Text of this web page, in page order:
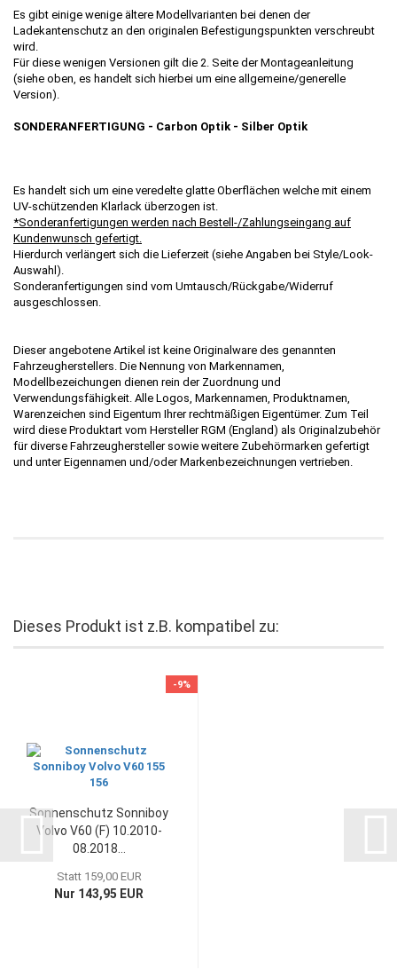
Es gibt einige wenige ältere Modellvarianten bei denen der
Ladekantenschutz an den originalen Befestigungspunkten verschreubt
wird.
Für diese wenigen Versionen gilt die 2. Seite der Montageanleitung
(siehe oben, es handelt sich hierbei um eine allgemeine/generelle
Version).
SONDERANFERTIGUNG - Carbon Optik - Silber Optik
Es handelt sich um eine veredelte glatte Oberflächen welche mit einem
UV-schützenden Klarlack überzogen ist.
*Sonderanfertigungen werden nach Bestell-/Zahlungseingang auf
Kundenwunsch gefertigt.
Hierdurch verlängert sich die Lieferzeit (siehe Angaben bei Style/Look-
Auswahl).
Sonderanfertigungen sind vom Umtausch/Rückgabe/Widerruf
ausgeschlossen.
Dieser angebotene Artikel ist keine Originalware des genannten
Fahrzeugherstellers. Die Nennung von Markennamen,
Modellbezeichungen dienen rein der Zuordnung und
Verwendungsfähigkeit. Alle Logos, Markennamen, Produktnamen,
Warenzeichen sind Eigentum Ihrer rechtmäßigen Eigentümer. Zum Teil
wird diese Produktart vom Hersteller RGM (England) als Originalzubehör
für diverse Fahrzeughersteller sowie weitere Zubehörmarken gefertigt
und unter Eigennamen und/oder Markenbezeichnungen vertrieben.
Dieses Produkt ist z.B. kompatibel zu:
-9%
Sonnenschutz Sonniboy
Volvo V60 (F) 10.2010-
08.2018...
Statt 159,00 EUR
Nur 143,95 EUR